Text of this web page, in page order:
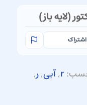
(لایه باز)
اشتراک
r
,آبی,ر,